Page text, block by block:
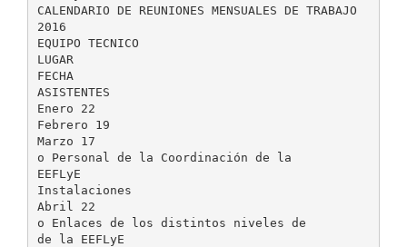
CALENDARIO DE REUNIONES MENSUALES DE TRABAJO
2016
EQUIPO TECNICO
LUGAR
FECHA
ASISTENTES
Enero 22
Febrero 19
Marzo 17
o Personal de la Coordinación de la
EEFLyE
Instalaciones
Abril 22
o Enlaces de los distintos niveles de
de la EEFLyE